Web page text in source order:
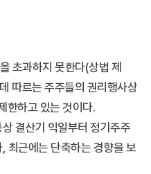
초과하지 못한다(상법 제
따르는 주주들의 권리행사상
한하고 있는 것이다.
결산기 익일부터 정기주주
최근에는 단축하는 경향을 보